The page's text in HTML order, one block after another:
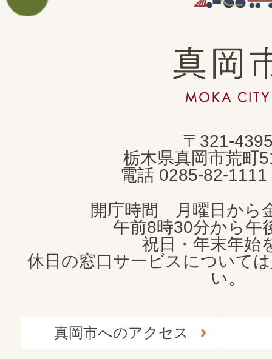
真
岡
市
CITY
〒321-
栃木県真岡市荒町
電話 0285-82-1111
開庁時間 月曜日から
午前8時30分から午
祝日・年末年始
休日の窓口サービスについては
い。
真岡市へのアクセス